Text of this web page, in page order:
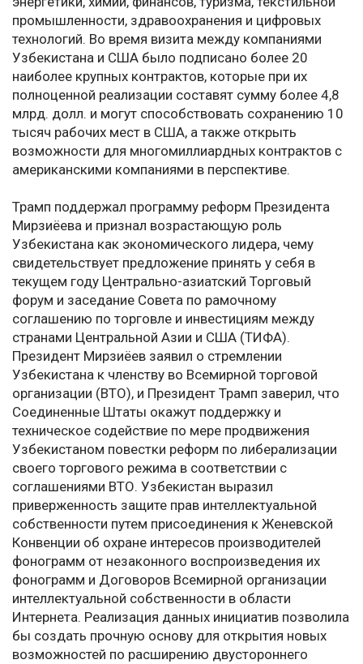
промышленности, здравоохранения и цифровых
технологий. Во время визита между компаниями
Узбекистана и США было подписано более 20
наиболее крупных контрактов, которые при их
полноценной реализации составят сумму более 4,8
млрд. долл. и могут способствовать сохранению 10
тысяч рабочих мест в США, a также открыть
возможности для многомиллиардных контрактов с
американскими компаниями в перспективе.
Трамп поддержал программу реформ Президента
Мирзиёева и признал возрастающую роль
Узбекистана как экономического лидера, чему
свидетельствует предложение принять у себя в
текущем году Центрально-азиатский Торговый
форум и заседание Совета по рамочному
соглашению по торговле и инвестициям между
странами Центральной Азии и США (ТИФА).
Президент Мирзиёев заявил о стремлении
Узбекистана к членству во Всемирной торговой
организации (ВТО), и Президент Трамп заверил, что
Соединенные Штаты окажут поддержку и
техническое содействие по мере продвижения
Узбекистаном повестки реформ по либерализации
своего торгового режима в соответствии с
соглашениями ВТО. Узбекистан выразил
приверженность защите прав интеллектуальной
собственности путем присоединения к Женевской
Конвенции об охране интересов производителей
фонограмм от незаконного воспроизведения их
фонограмм и Договоров Всемирной организации
интеллектуальной собственности в области
Интернета. Реализация данных инициатив позволила
бы создать прочную основу для открытия новых
возможностей по расширению двустороннего